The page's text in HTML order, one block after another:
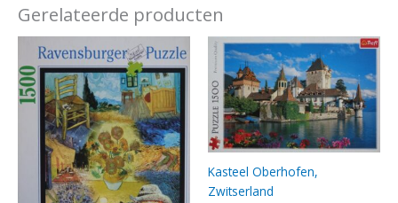
Gerelateerde producten
Kasteel Oberhofen,
Zwitserland